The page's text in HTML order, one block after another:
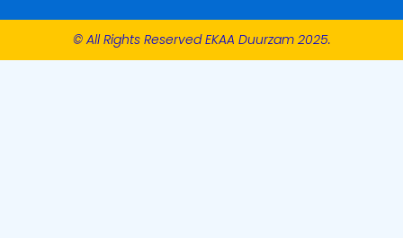
© All Rights Reserved EKAA Duurzam 2025.